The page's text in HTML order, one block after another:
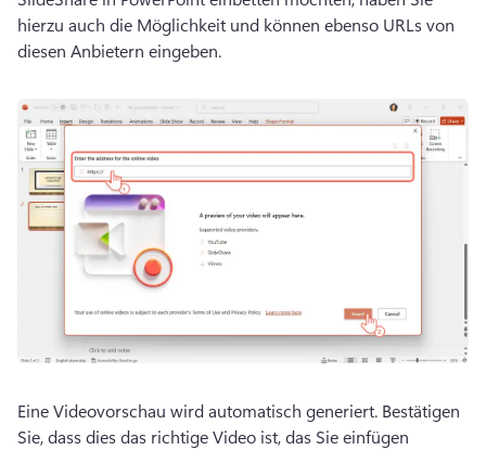
hierzu auch die Möglichkeit und können ebenso URLs von
diesen Anbietern eingeben.
Eine Videovorschau wird automatisch generiert. Bestätigen
Sie, dass dies das richtige Video ist, das Sie einfügen